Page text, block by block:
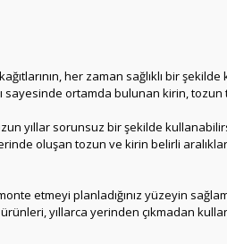
her zaman sağlıklı bir
ortamda bulunan kirin, tozun
yıllar sorunsuz bir şekilde
oluşan tozun ve kirin belirli
etmeyi planladığınız yüzeyin
yıllarca yerinden çıkmadan